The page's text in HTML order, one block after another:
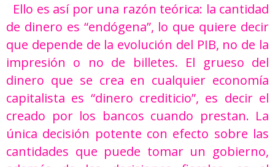
Ello es así por una razón teórica: la cantidad
de dinero es “endógena”, lo que quiere decir
que depende de la evolución del PIB, no de la
impresión o no de billetes. El grueso del
dinero que se crea en cualquier economía
capitalista es “dinero crediticio”, es decir el
creado por los bancos cuando prestan. La
única decisión potente con efecto sobre las
cantidades que puede tomar un gobierno,